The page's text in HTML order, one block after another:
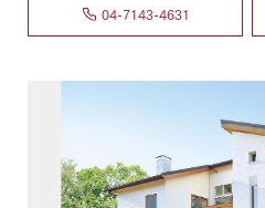
04-7143-4631